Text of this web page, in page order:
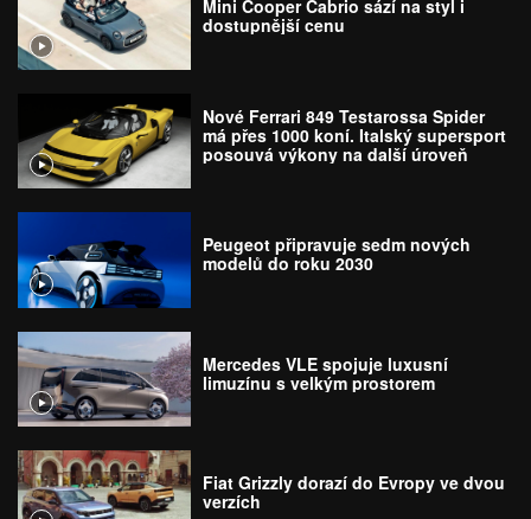
Mini Cooper Cabrio sází na styl i
dostupnější cenu
Nové Ferrari 849 Testarossa Spider
má přes 1000 koní. Italský supersport
posouvá výkony na další úroveň
Peugeot připravuje sedm nových
modelů do roku 2030
Mercedes VLE spojuje luxusní
limuzínu s velkým prostorem
Fiat Grizzly dorazí do Evropy ve dvou
verzích